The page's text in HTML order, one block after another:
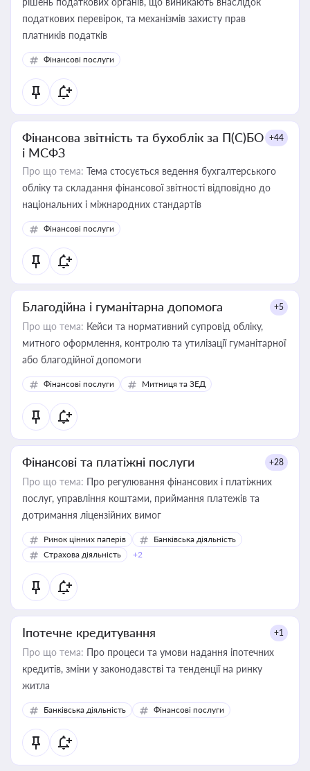
податкових перевірок, та механізмів захисту прав
платників податків
Фінансові послуги
Фінансова звітність та бухоблік за П(С)БО
і МСФЗ
+44
Про що тема: Тема стосується ведення бухгалтерського
обліку та складання фінансової звітності відповідно до
національних і міжнародних стандартів
Фінансові послуги
Благодійна і гуманітарна допомога +5
Про що тема: Кейси та нормативний супровід обліку,
митного оформлення, контролю та утилізації гуманітарної
або благодійної допомоги
Фінансові послуги Митниця та ЗЕД
Фінансові та платіжні послуги +28
Про що тема: Про регулювання фінансових і платіжних
послуг, управління коштами, приймання платежів та
дотримання ліцензійних вимог
Ринок цінних паперів
Банківська діяльність
Страхова діяльність
+2
Іпотечне кредитування +1
Про що тема: Про процеси та умови надання іпотечних
кредитів, зміни у законодавстві та тенденції на ринку
житла
Банківська діяльність Фінансові послуги